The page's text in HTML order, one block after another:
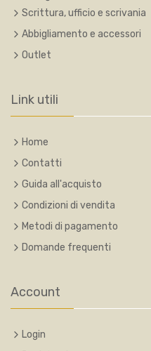
Scrittura, ufficio e scrivania
Abbigliamento e accessori
Outlet
Link utili
Home
Contatti
Guida all'acquisto
Condizioni di vendita
Metodi di pagamento
Domande frequenti
Account
Login